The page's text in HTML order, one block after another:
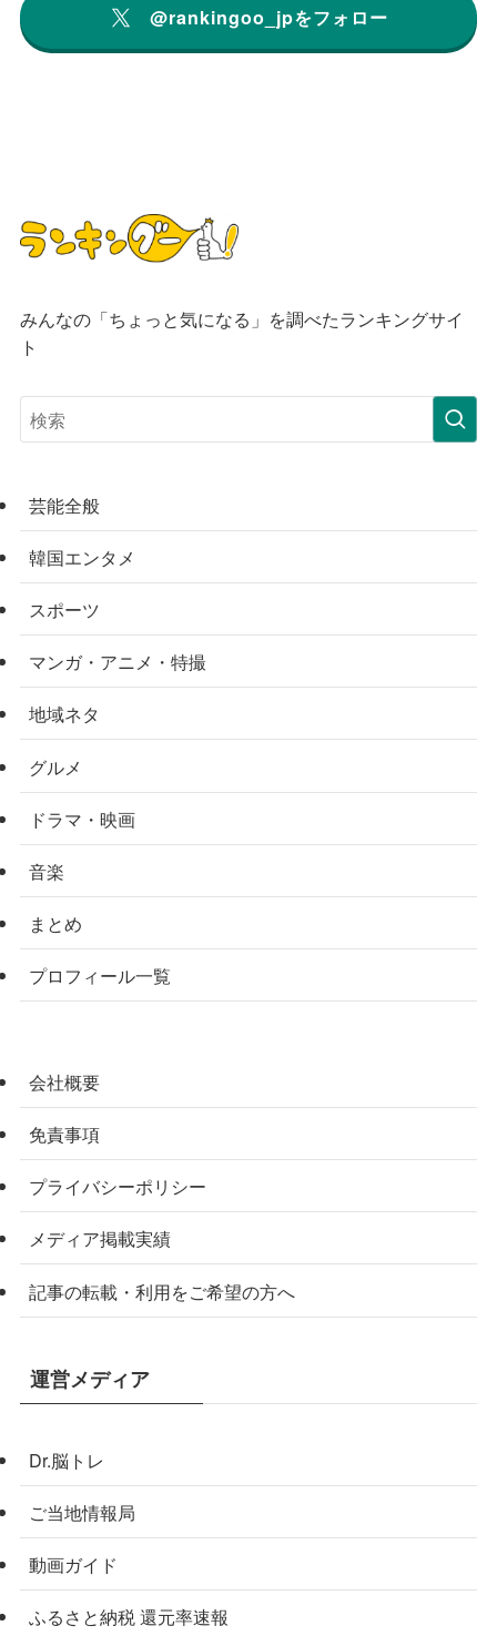
@rankingoo_jpをフォロー
みんなの「ちょっと気になる」を調べたランキングサイ
ト
芸能全般
韓国エンタメ
スポーツ
マンガ・アニメ・特撮
地域ネタ
グルメ
ドラマ・映画
音楽
まとめ
プロフィール一覧
会社概要
免責事項
プライバシーポリシー
メディア掲載実績
記事の転載・利用をご希望の方へ
運営メディア
Dr.脳トレ
ご当地情報局
動画ガイド
ふるさと納税 還元率速報